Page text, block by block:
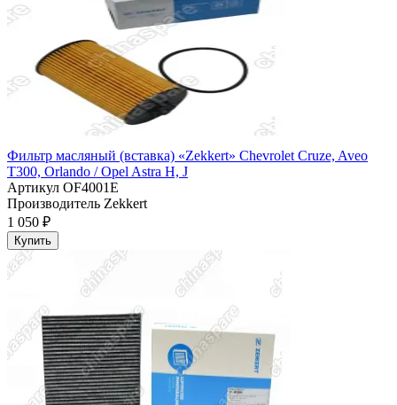
Фильтр масляный (вставка) «Zekkert» Chevrolet Cruze, Aveo
T300, Orlando / Opel Astra H, J
Артикул OF4001E
Производитель Zekkert
1 050 ₽
Купить